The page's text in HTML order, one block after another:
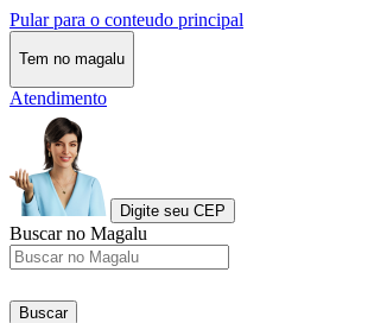
Pular para o conteudo principal
Tem no magalu
Atendimento
Digite seu CEP
Buscar no Magalu
Buscar